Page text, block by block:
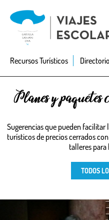
main
navigation
Recursos Turísticos
Planes y paquetes
Sugerencias que pueden facilitar
turísticos de precios cerrados
talleres para
TODOS